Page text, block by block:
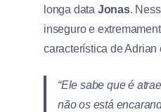
longa data Jonas.
inseguro e
característica de
“Ele sabe que é
não os está